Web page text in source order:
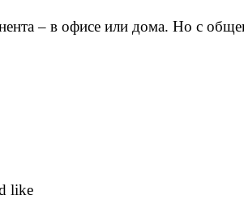
– в офисе или дома. Но с
like